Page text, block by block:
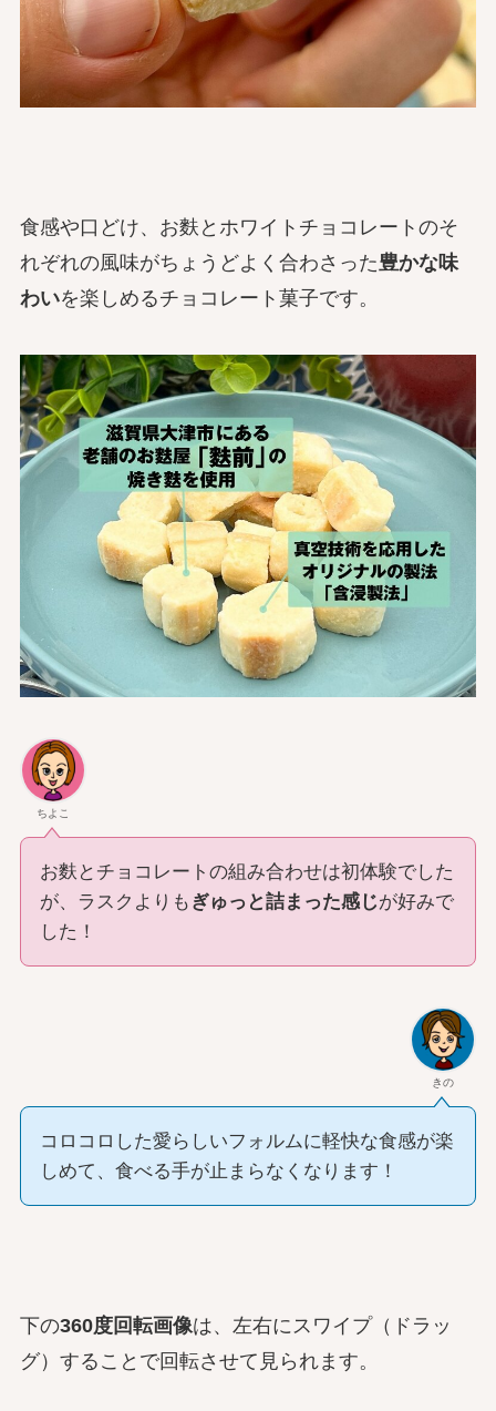
食感や口どけ、お麩とホワイトチョコレートのそ
れぞれの風味がちょうどよく合わさった豊かな味
わいを楽しめるチョコレート菓子です。
ちよこ
お麩とチョコレートの組み合わせは初体験でした
が、ラスクよりも ぎゅっと詰まった感じが好みで
した！
きの
コロコロした愛らしいフォルムに軽快な食感が楽
しめて、食べる手が止まらなくなります！
下の360度回転画像は、左右にスワイプ（ドラッ
グ）することで回転させて見られます。